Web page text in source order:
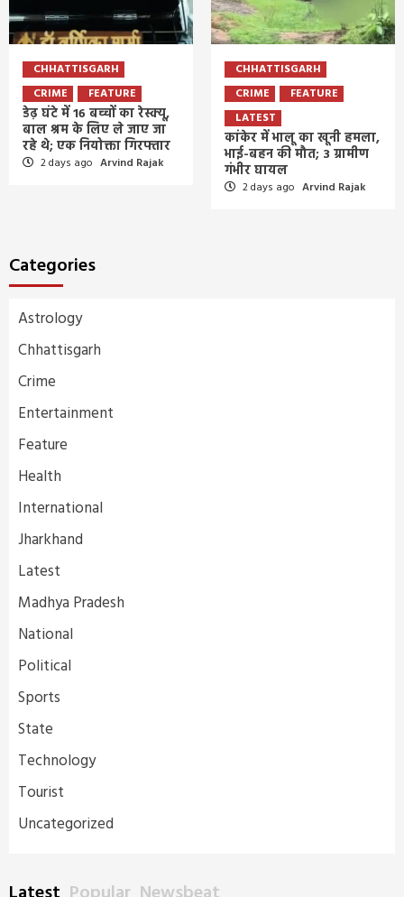
CHHATTISGARH
CRIME
FEATURE
डेढ़ घंटे में 16 बच्चों का रेस्क्यू,
बाल श्रम के लिए ले जाए जा
रहे थे; एक नियोक्ता गिरफ्तार
2 days ago Arvind Rajak
CHHATTISGARH
CRIME
FEATURE
LATEST
कांकेर में भालू का खूनी हमला,
भाई-बहन की मौत; 3 ग्रामीण
गंभीर घायल
2 days ago Arvind Rajak
Categories
Astrology
Chhattisgarh
Crime
Entertainment
Feature
Health
International
Jharkhand
Latest
Madhya Pradesh
National
Political
Sports
State
Technology
Tourist
Uncategorized